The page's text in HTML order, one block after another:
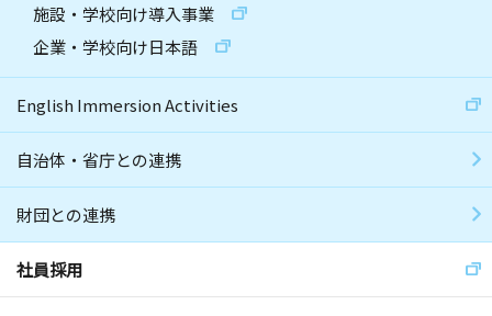
施設・学校向け導入事業
企業・学校向け日本語
English Immersion Activities
自治体・省庁との連携
財団との連携
社員採用